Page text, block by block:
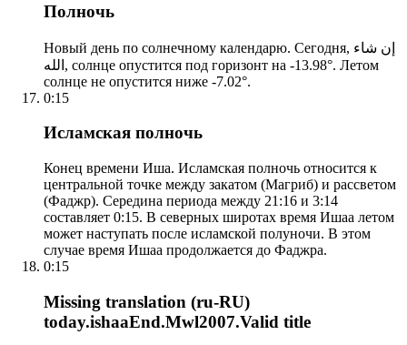
Полночь
Новый день по солнечному календарю. Сегодня, إن شاء
الله, солнце опустится под горизонт на -13.98°. Летом
солнце не опустится ниже -7.02°.
0:15
Исламская полночь
Конец времени Иша. Исламская полночь относится к
центральной точке между закатом (Магриб) и рассветом
(Фаджр). Середина периода между 21:16 и 3:14
составляет 0:15. В северных широтах время Ишаа летом
может наступать после исламской полуночи. В этом
случае время Ишаа продолжается до Фаджра.
0:15
Missing translation (ru-RU)
today.ishaaEnd.Mwl2007.Valid title